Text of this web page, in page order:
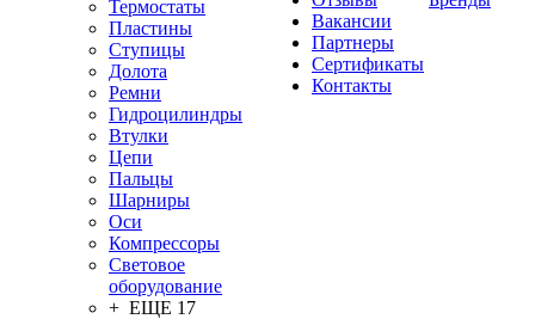
Термостаты
Пластины
Ступицы
Долота
Ремни
Гидроцилиндры
Втулки
Цепи
Пальцы
Шарниры
Оси
Компрессоры
Световое
оборудование
+ ЕЩЕ 17
Вакансии
Партнеры
Сертификаты
Контакты